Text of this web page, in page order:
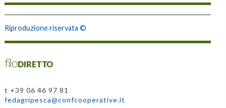
Riproduzione riservata ©
filoDIRETTO
t +39 06 46 97 81
fedagripesca@confcooperative.it